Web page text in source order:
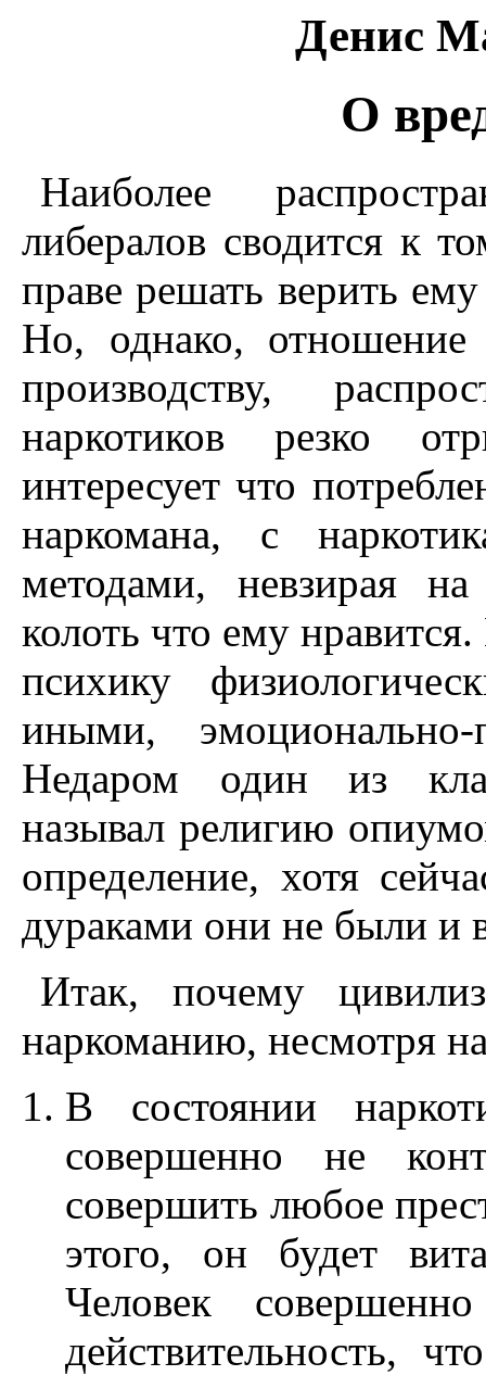
Денис
О
Наиболее
либералов сводится к
праве решать верить
Но, однако, отношение
производству,
наркотиков резко
интересует что
наркомана, с
методами, невзирая
колоть что ему
психику
иными, эмоционально-
Недаром один из
называл религию
определение, хотя
дураками они не были и
Итак, почему
наркоманию, несмотря
В состоянии
совершенно не
совершить любое
этого, он будет
Человек
действительность,